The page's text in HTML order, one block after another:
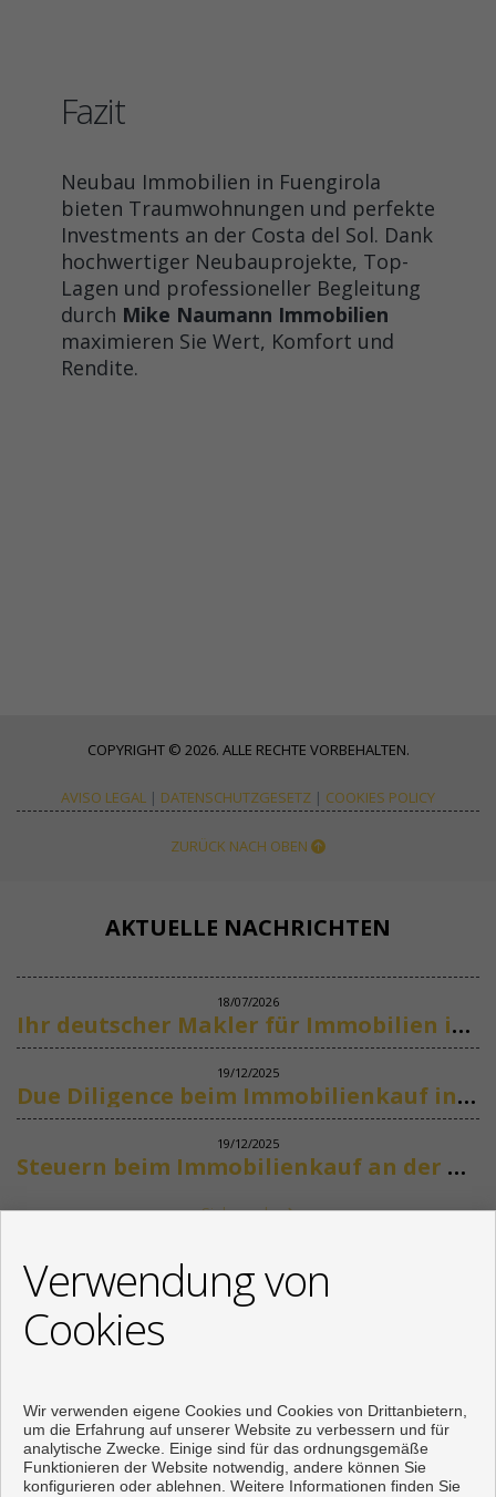
Fazit
Neubau Immobilien in Fuengirola
bieten Traumwohnungen und perfekte
Investments an der Costa del Sol. Dank
hochwertiger Neubauprojekte, Top-
Lagen und professioneller Begleitung
durch Mike Naumann Immobilien
maximieren Sie Wert, Komfort und
Rendite.
COPYRIGHT © 2026. ALLE RECHTE VORBEHALTEN.
AVISO LEGAL | DATENSCHUTZGESETZ | COOKIES POLICY
ZURÜCK NACH OBEN
AKTUELLE NACHRICHTEN
18/07/2026
Ihr deutscher Makler für Immobilien in Marbella
19/12/2025
Due Diligence beim Immobilienkauf in Spanien
19/12/2025
Steuern beim Immobilienkauf an der Costa del Sol
Siehe mehr
+34 622318266
info@mikenaumannimmobilien.com
Von Montag bis Freitag : 10:00 - 18:00
Verwendung von
Cookies
Wir verwenden eigene Cookies und Cookies von Drittanbietern,
um die Erfahrung auf unserer Website zu verbessern und für
analytische Zwecke. Einige sind für das ordnungsgemäße
Funktionieren der Website notwendig, andere können Sie
konfigurieren oder ablehnen. Weitere Informationen finden Sie